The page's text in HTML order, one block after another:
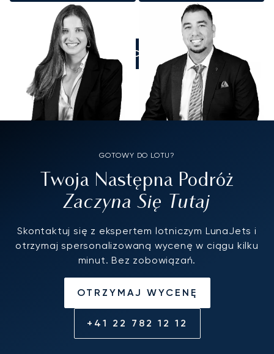
ZADZWOŃCIE DO NAS
GOTOWY DO LOTU?
Twoja Następna Podróż
Zaczyna Się Tutaj
Skontaktuj się z ekspertem lotniczym LunaJets i
otrzymaj spersonalizowaną wycenę w ciągu kilku
minut. Bez zobowiązań.
OTRZYMAJ WYCENĘ
+41 22 782 12 12